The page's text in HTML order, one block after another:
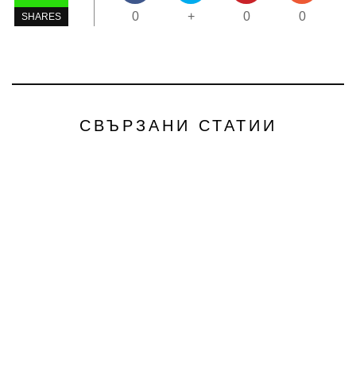
SHARES 0 + 0 0
СВЪРЗАНИ СТАТИИ